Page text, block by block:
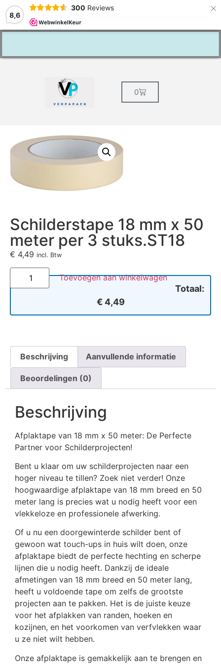
8,6
300 Reviews ×
0
Schilderstape 18 mm x 50
meter per 3 stuks.ST18
€ 4,49 incl. Btw
Toevoegen aan winkelwagen
Totaal:
€ 4,49
Beschrijving Aanvullende informatie
Beoordelingen (0)
Beschrijving
Afplaktape van 18 mm x 50 meter: De Perfecte
Partner voor Schilderprojecten!
Bent u klaar om uw schilderprojecten naar een
hoger niveau te tillen? Zoek niet verder! Onze
hoogwaardige afplaktape van 18 mm breed en 50
meter lang is precies wat u nodig heeft voor een
vlekkeloze en professionele afwerking.
Of u nu een doorgewinterde schilder bent of
gewoon wat touch-ups in huis wilt doen, onze
afplaktape biedt de perfecte hechting en scherpe
lijnen die u nodig heeft. Dankzij de ideale
afmetingen van 18 mm breed en 50 meter lang,
heeft u voldoende tape om zelfs de grootste
projecten aan te pakken. Het is de juiste keuze
voor het afplakken van randen, hoeken en
kozijnen, en het voorkomen van verfvlekken waar
u ze niet wilt hebben.
Onze afplaktape is gemakkelijk aan te brengen en